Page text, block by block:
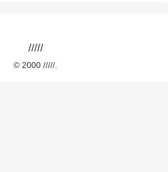
/////
© 2000 /////.